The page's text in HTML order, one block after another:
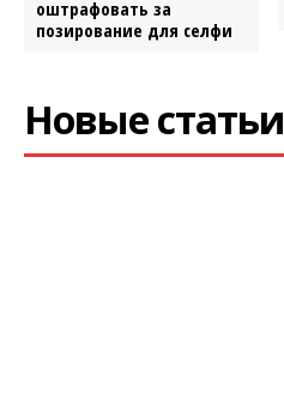
оштрафовать за
позирование для селфи
Новые статьи